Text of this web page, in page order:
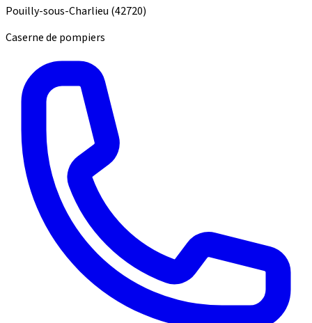
Pouilly-sous-Charlieu (42720)
Caserne de pompiers